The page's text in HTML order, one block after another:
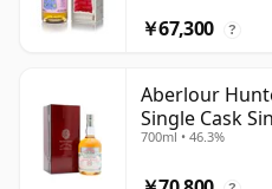
￥67,300 ?
Aberlour
Single Cask
700ml • 46.3%